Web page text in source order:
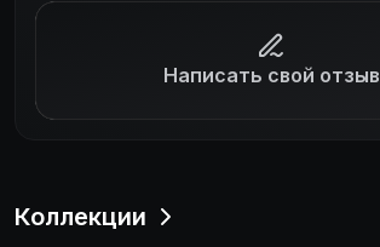
Написать свой отзыв
Коллекции